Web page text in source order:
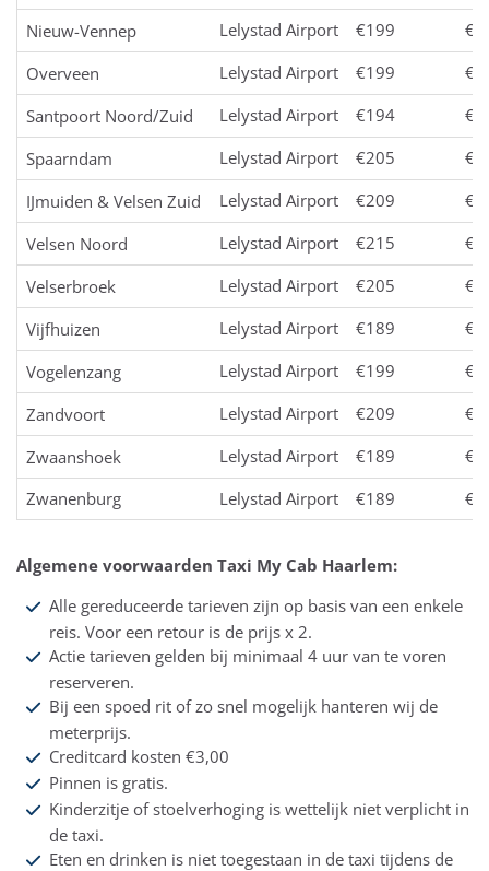
Nieuw-Vennep
Lelystad Airport €199
Overveen
Lelystad Airport €199
Santpoort Noord/Zuid
Lelystad Airport €194
Spaarndam
Lelystad Airport €205
IJmuiden & Velsen Zuid
Lelystad Airport €209
Velsen Noord
Lelystad Airport €215
Velserbroek
Lelystad Airport €205
Vijfhuizen
Lelystad Airport €189
Vogelenzang
Lelystad Airport €199
Zandvoort
Lelystad Airport €209
Zwaanshoek
Lelystad Airport €189
Zwanenburg
Lelystad Airport €189
Algemene voorwaarden Taxi My Cab Haarlem:
Alle gereduceerde tarieven zijn op basis van een enkele
reis. Voor een retour is de prijs x 2.
Actie tarieven gelden bij minimaal 4 uur van te voren
reserveren.
Bij een spoed rit of zo snel mogelijk hanteren wij de
meterprijs.
Creditcard kosten €3,00
Pinnen is gratis.
Kinderzitje of stoelverhoging is wettelijk niet verplicht in
de taxi.
Eten en drinken is niet toegestaan in de taxi tijdens de